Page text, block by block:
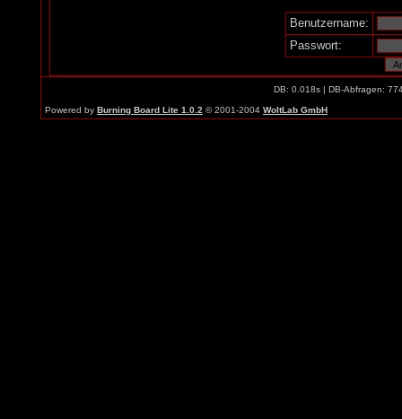
Benutzername:
Passwort:
DB: 0.018s | DB-Abfragen:
Powered by Burning Board Lite 1.0.2 © 2001-2004 WoltLab GmbH